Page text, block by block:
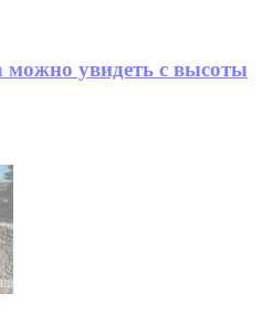
увидеть с высоты